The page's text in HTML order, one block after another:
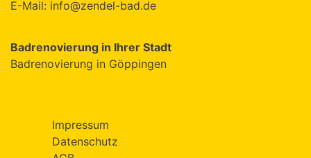
E-Mail: info@zendel-bad.de
Badrenovierung in Ihrer Stadt
Badrenovierung in Göppingen
Impressum
Datenschutz